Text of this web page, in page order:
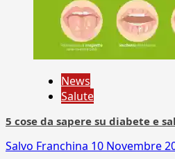
News
Salute
5 cose da sapere su diabete e
Salvo Franchina 10 Novembre